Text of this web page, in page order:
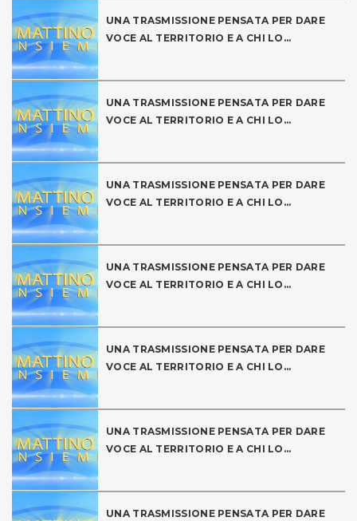
UNA TRASMISSIONE PENSATA PER DARE
VOCE AL TERRITORIO E A CHI LO...
UNA TRASMISSIONE PENSATA PER DARE
VOCE AL TERRITORIO E A CHI LO...
UNA TRASMISSIONE PENSATA PER DARE
VOCE AL TERRITORIO E A CHI LO...
UNA TRASMISSIONE PENSATA PER DARE
VOCE AL TERRITORIO E A CHI LO...
UNA TRASMISSIONE PENSATA PER DARE
VOCE AL TERRITORIO E A CHI LO...
UNA TRASMISSIONE PENSATA PER DARE
VOCE AL TERRITORIO E A CHI LO...
UNA TRASMISSIONE PENSATA PER DARE